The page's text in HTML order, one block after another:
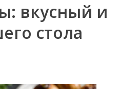
вкусный и
стола